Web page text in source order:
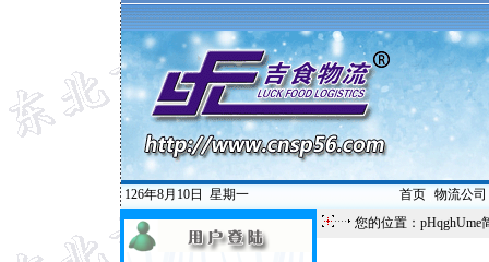
126年8月10日 星期一 首页| 物流公司
您的位置：pHqghUme